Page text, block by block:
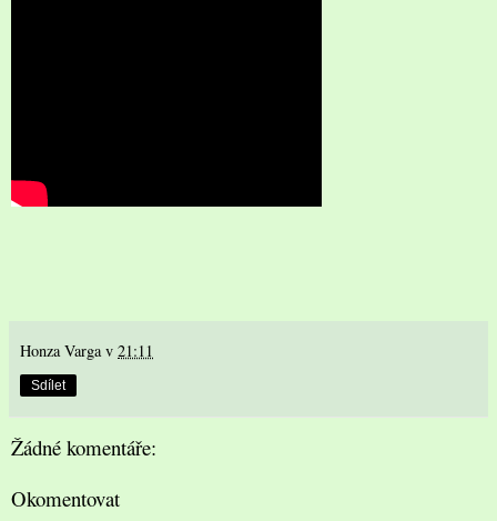
Honza Varga v 21:11
Sdílet
Žádné komentáře:
Okomentovat